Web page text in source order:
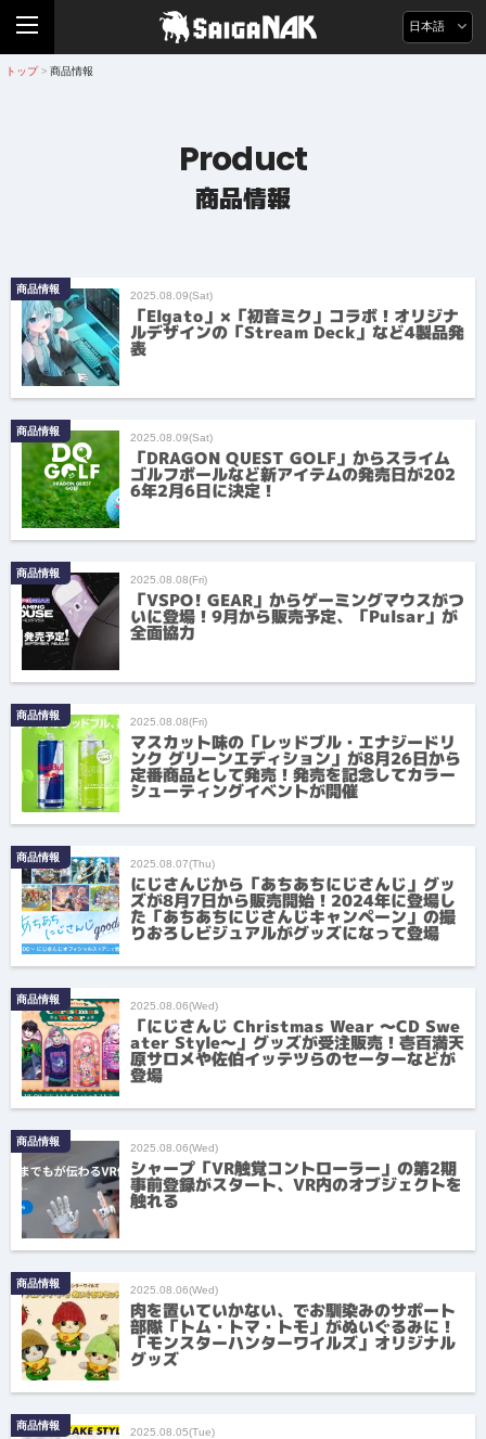
日本語
トップ > 商品情報
Product
商品情報
商品情報 2025.08.09(Sat)
「Elgato」×「初音ミク」コラボ！オリジナ
ルデザインの「Stream Deck」など4製品発
表
商品情報 2025.08.09(Sat)
「DRAGON QUEST GOLF」からスライム
ゴルフボールなど新アイテムの発売日が202
6年2月6日に決定！
商品情報 2025.08.08(Fri)
「VSPO! GEAR」からゲーミングマウスがつ
いに登場！9月から販売予定、「Pulsar」が
全面協力
商品情報 2025.08.08(Fri)
マスカット味の「レッドブル・エナジードリ
ンク グリーンエディション」が8月26日から
定番商品として発売！発売を記念してカラー
シューティングイベントが開催
商品情報 2025.08.07(Thu)
にじさんじから「あちあちにじさんじ」グッ
ズが8月7日から販売開始！2024年に登場し
た「あちあちにじさんじキャンペーン」の撮
りおろしビジュアルがグッズになって登場
商品情報 2025.08.06(Wed)
「にじさんじ Christmas Wear 〜CD Swe
ater Style〜」グッズが受注販売！壱百満天
原サロメや佐伯イッテツらのセーターなどが
登場
商品情報 2025.08.06(Wed)
シャープ「VR触覚コントローラー」の第2期
事前登録がスタート、VR内のオブジェクトを
触れる
商品情報 2025.08.06(Wed)
肉を置いていかない、でお馴染みのサポート
部隊「トム・トマ・トモ」がぬいぐるみに！
「モンスターハンターワイルズ」オリジナル
グッズ
商品情報 2025.08.05(Tue)